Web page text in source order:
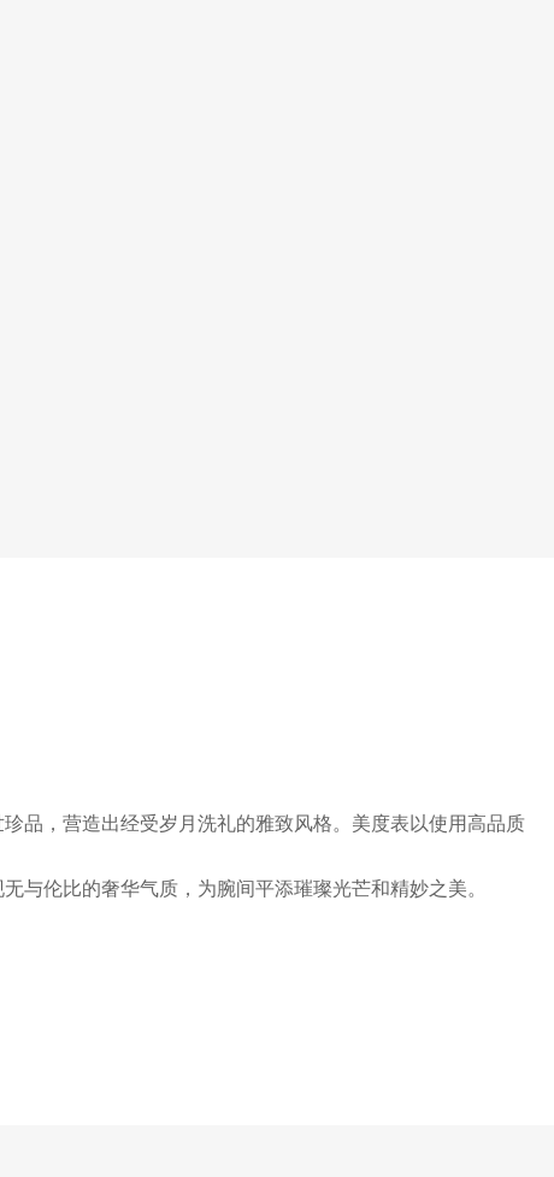
品，营造出经受岁月洗礼的雅致风格。美度表以使用高品质
与伦比的奢华气质，为腕间平添璀璨光芒和精妙之美。